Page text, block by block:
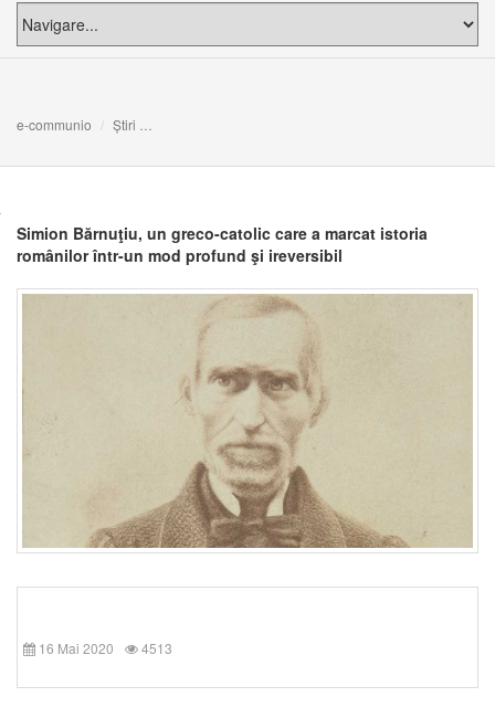
e-communio Știri
Simion Bărnuţiu, un greco-catolic care a marcat istoria
românilor într-un mod profund şi ireversibil
16 Mai 2020 4513